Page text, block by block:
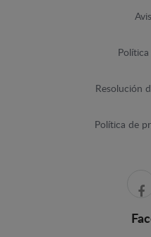
Resolución
Política de